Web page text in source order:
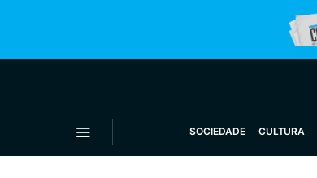
SOCIEDADE CULTURA